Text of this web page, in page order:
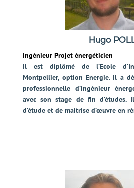
Hugo
Ingénieur Projet énergéticien
Il est diplômé de l’Ecole
Montpellier, option Energie. Il a
professionnelle d’ingénieur
avec son stage de fin d’études.
d’étude et de maitrise d’œuvre en